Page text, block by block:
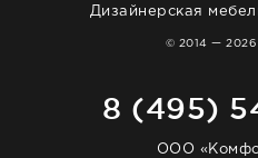
Дизайнерская
© 2014 — 2026
8 (495)
ООО